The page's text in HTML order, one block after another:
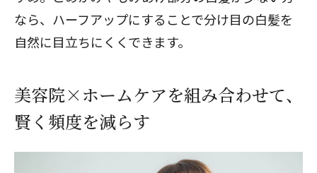
なら、ハーフアップにすることで分け目の白髪を
自然に目立ちにくくできます。
美容院×ホームケアを組み合わせて、
賢く頻度を減らす閉じる